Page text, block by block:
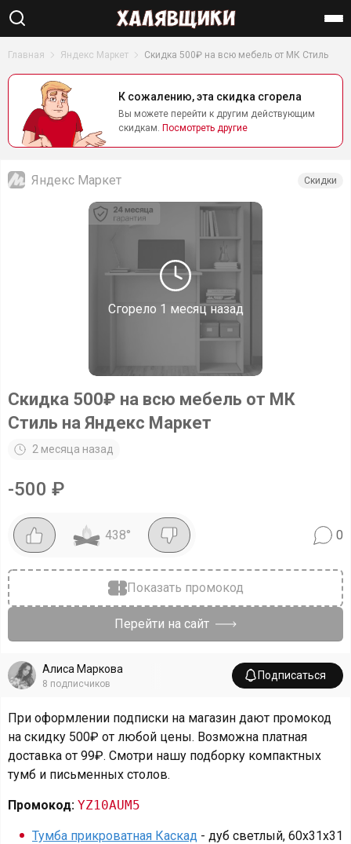
Найти
Главная Яндекс Маркет Скидка 500₽ на всю мебель от МК Стиль
К сожалению, эта скидка сгорела
Вы можете перейти к другим действующим
скидкам. Посмотреть другие
Сгорело 1 месяц назад
Яндекс Маркет Скидки
Скидка 500₽ на всю мебель от МК
Стиль на Яндекс Маркет
2 месяца назад
-500 ₽
438° 0
Показать промокод
Перейти на сайт
Алиса Маркова
8 подписчиков
Подписаться
При оформлении подписки на магазин дают промокод
на скидку 500₽ от любой цены. Возможна платная
доставка от 99₽. Смотри нашу подборку компактных
тумб и письменных столов.
Промокод: YZ10AUM5
Тумба прикроватная Каскад - дуб светлый, 60х31х31